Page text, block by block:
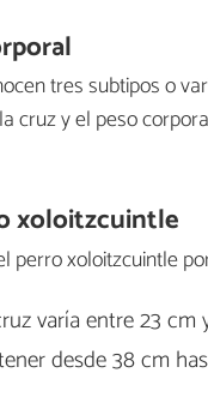
tres subtipos o
cruz y el peso
xoloitzcuintle
perro xoloitzcuintle
varía entre 23
desde 38 cm